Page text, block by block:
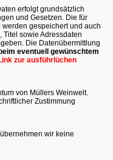
erfolgt grundsätzlich
und Gesetzen. Die für
gespeichert und auch
Titel sowie Adressdaten
Die Datenübermittlung
eventuell gewünschtem
zur ausführlüchen
von Müllers Weinwelt.
Zustimmung
wir keine